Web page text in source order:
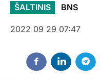
ŠALTINIS BNS
2022 09 29 07:47